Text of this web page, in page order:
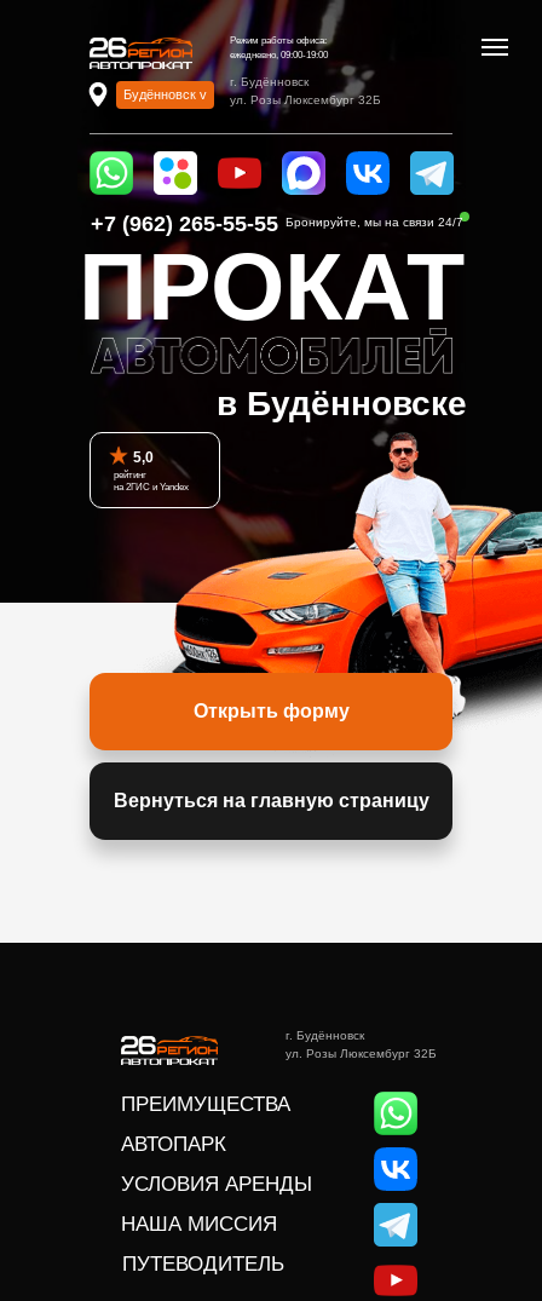
Бронируйте, мы на связи 24/7
ПРОКАТ
Открыть форму
Вернуться на главную страницу
в Будённовске
г. Будённовск
ул. Розы Люксембург 32Б
Режим работы офиса:
ежедневно, 09:00-19:00
Будённовск v
5,0
рейтинг
на 2ГИС и Yandex
+7 (962) 265-55-55‬
г. Будённовск
ул. Розы Люксембург 32Б
ПРЕИМУЩЕСТВА
АВТОПАРК
УСЛОВИЯ АРЕНДЫ
ПУТЕВОДИТЕЛЬ
НАША МИССИЯ